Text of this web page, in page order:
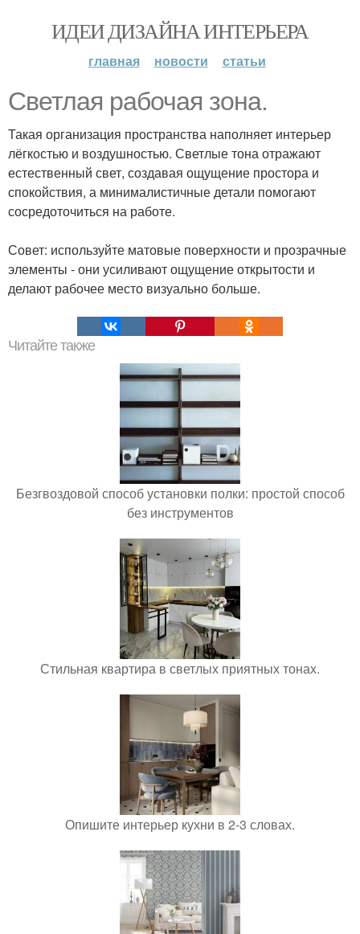
ИДЕИ ДИЗАЙНА ИНТЕРЬЕРА
главная новости статьи
Светлая рабочая зона.
Такая организация пространства наполняет интерьер
лёгкостью и воздушностью. Светлые тона отражают
естественный свет, создавая ощущение простора и
спокойствия, а минималистичные детали помогают
сосредоточиться на работе.
Совет: используйте матовые поверхности и прозрачные
элементы - они усиливают ощущение открытости и
делают рабочее место визуально больше.
Читайте также
Безгвоздовой способ установки полки: простой способ
без инструментов
Стильная квартира в светлых приятных тонах.
Опишите интерьер кухни в 2-3 словах.